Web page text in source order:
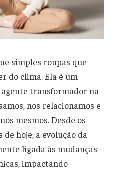
simples roupas que
do clima. Ela é um
agente transformador na
nos relacionamos e
mesmos. Desde os
hoje, a evolução da
ligada às mudanças
impactando